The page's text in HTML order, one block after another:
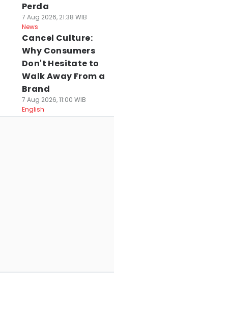
Perda
7 Aug 2026, 21:38 WIB
News
Cancel Culture:
Why Consumers
Don't Hesitate to
Walk Away From a
Brand
7 Aug 2026, 11:00 WIB
English